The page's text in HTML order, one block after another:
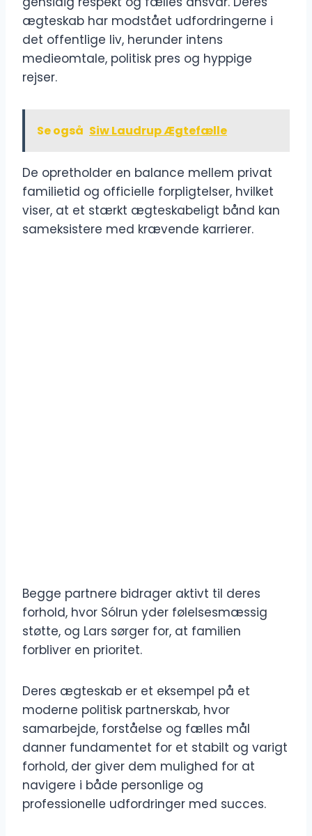
ægteskab har modstået udfordringerne i
det offentlige liv, herunder intens
medieomtale, politisk pres og hyppige
rejser.
Se også Siw Laudrup Ægtefælle
De opretholder en balance mellem privat
familietid og officielle forpligtelser, hvilket
viser, at et stærkt ægteskabeligt bånd kan
sameksistere med krævende karrierer.
Begge partnere bidrager aktivt til deres
forhold, hvor Sólrun yder følelsesmæssig
støtte, og Lars sørger for, at familien
forbliver en prioritet.
Deres ægteskab er et eksempel på et
moderne politisk partnerskab, hvor
samarbejde, forståelse og fælles mål
danner fundamentet for et stabilt og varigt
forhold, der giver dem mulighed for at
navigere i både personlige og
professionelle udfordringer med succes.